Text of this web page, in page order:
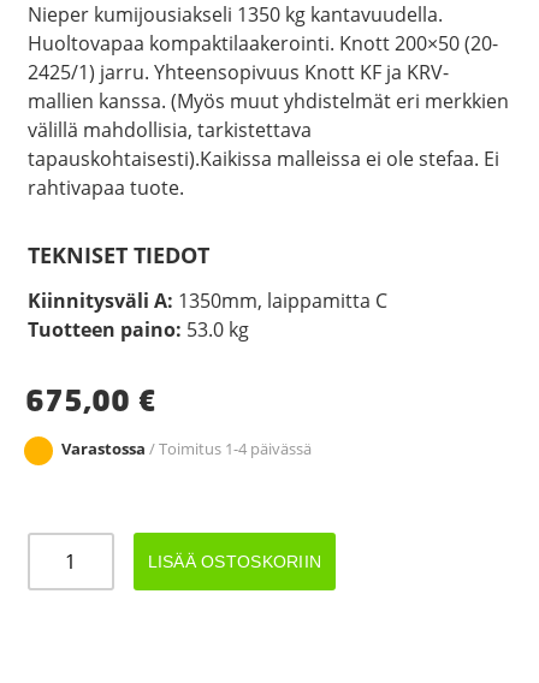
Nieper kumijousiakseli 1350 kg kantavuudella.
Huoltovapaa kompaktilaakerointi. Knott 200×50 (20-
2425/1) jarru. Yhteensopivuus Knott KF ja KRV-
mallien kanssa. (Myös muut yhdistelmät eri merkkien
välillä mahdollisia, tarkistettava
tapauskohtaisesti).Kaikissa malleissa ei ole stefaa. Ei
rahtivapaa tuote.
TEKNISET TIEDOT
Kiinnitysväli A: 1350mm, laippamitta C
Tuotteen paino: 53.0 kg
675,00 €
Varastossa / Toimitus 1-4 päivässä
1350KG
LISÄÄ OSTOSKORIIN